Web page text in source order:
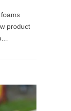
product